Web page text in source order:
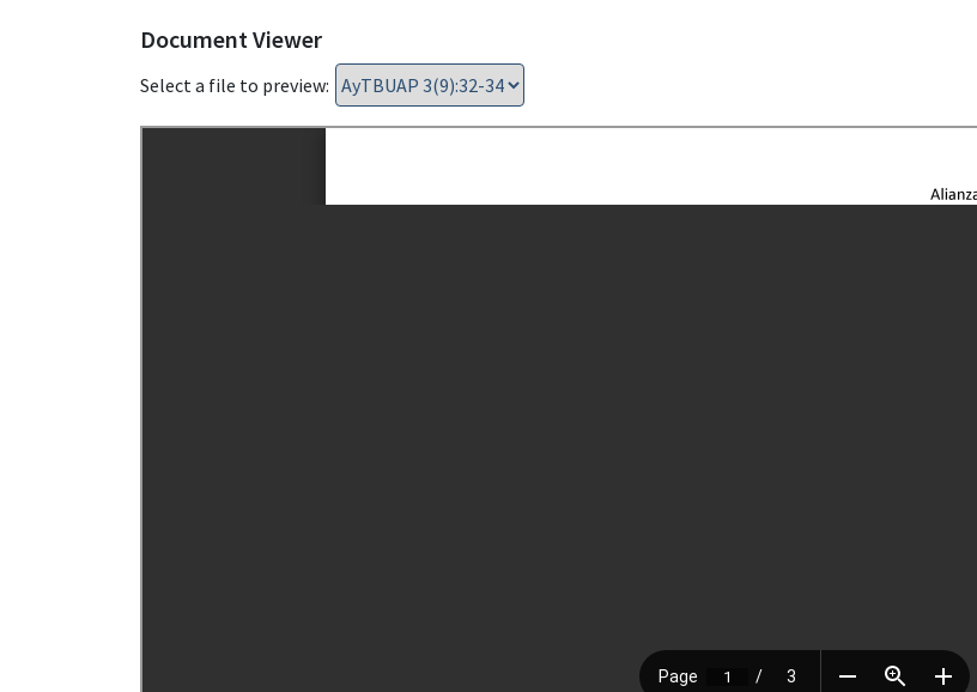
Document Viewer
Select a file to preview: